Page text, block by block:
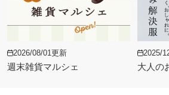
2026/08/01更新
週末雑貨マルシェ
2025/
大人の